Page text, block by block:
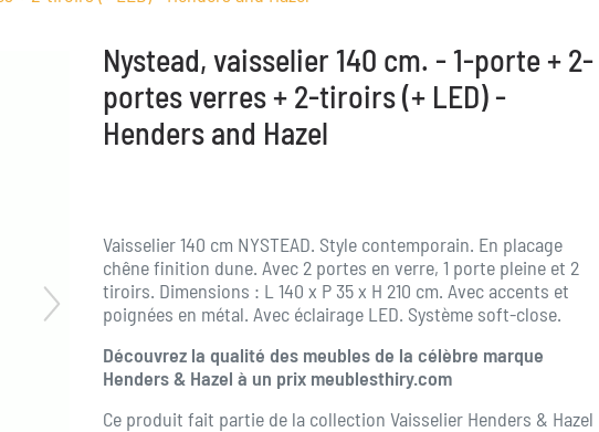
Nystead, vaisselier 140 cm. - 1-porte + 2-
portes verres + 2-tiroirs (+ LED) -
Henders and Hazel
Vaisselier 140 cm NYSTEAD. Style contemporain. En placage
chêne finition dune. Avec 2 portes en verre, 1 porte pleine et 2
tiroirs. Dimensions : L 140 x P 35 x H 210 cm. Avec accents et
poignées en métal. Avec éclairage LED. Système soft-close.
Découvrez la qualité des meubles de la célèbre marque
Henders & Hazel à un prix meublesthiry.com
Ce produit fait partie de la collection Vaisselier Henders & Hazel